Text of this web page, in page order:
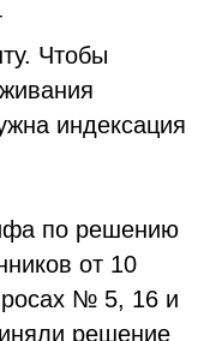
Чтобы
индексация
по решению
от 10
№ 5, 16 и
решение